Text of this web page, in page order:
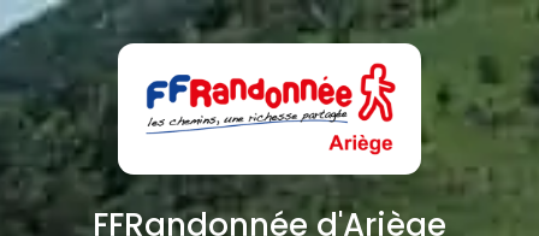
FFRandonnée d'Ariège